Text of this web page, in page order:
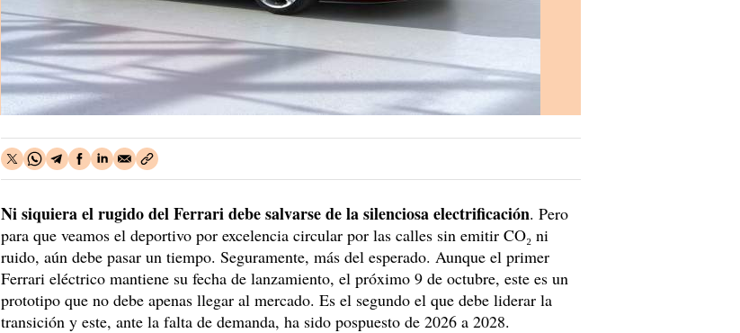
Ni siquiera el rugido del Ferrari debe salvarse de la silenciosa electrificación. Pero
para que veamos el deportivo por excelencia circular por las calles sin emitir CO₂ ni
ruido, aún debe pasar un tiempo. Seguramente, más del esperado. Aunque el primer
Ferrari eléctrico mantiene su fecha de lanzamiento, el próximo 9 de octubre, este es un
prototipo que no debe apenas llegar al mercado. Es el segundo el que debe liderar la
transición y este, ante la falta de demanda, ha sido pospuesto de 2026 a 2028.